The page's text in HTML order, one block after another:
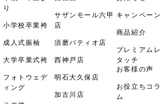
り
小学校卒業袴
成人式振袖
大学卒業式袴
フォトウェデ
ィング
サザンモール六甲
店
須磨パティオ店
西神戸店
明石大久保店
加古川店
キャンペーン
商品紹介
プレミアムレ
タッチ
お客様の声
お役立ちコラ
ム